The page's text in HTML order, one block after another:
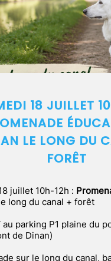
18 JUILLET
LE LONG DU
FORÊT
juillet 10h-12h :
long du canal + forêt
au parking P1 plaine du
de Dinan)
sur le long du canal,